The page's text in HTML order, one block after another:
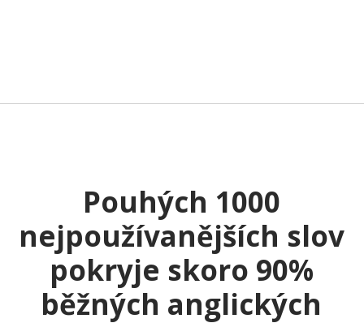
Pouhých 1000
nejpoužívanějších slov
pokryje skoro 90%
běžných anglických